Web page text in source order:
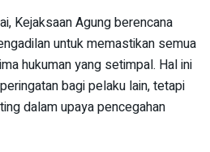
Kejaksaan Agung berencana
untuk memastikan semua
hukuman yang setimpal. Hal ini
bagi pelaku lain, tetapi
dalam upaya pencegahan